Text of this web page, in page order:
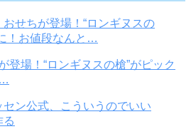
登場！“ロンギヌスの槍”がピック